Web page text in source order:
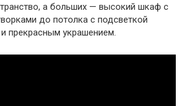
а больших — высокий шкаф с
до потолка с подсветкой
прекрасным украшением.